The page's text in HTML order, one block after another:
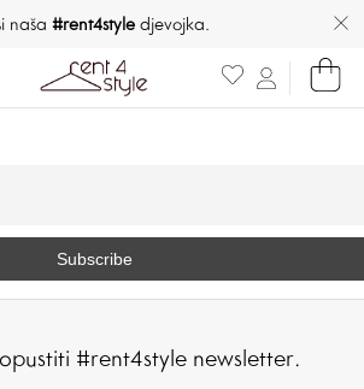
naša #rent4styledjevojka.
#rent4style newsletter.